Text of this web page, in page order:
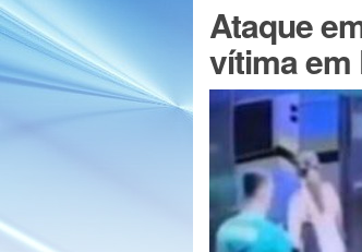
Ataque
vítima em